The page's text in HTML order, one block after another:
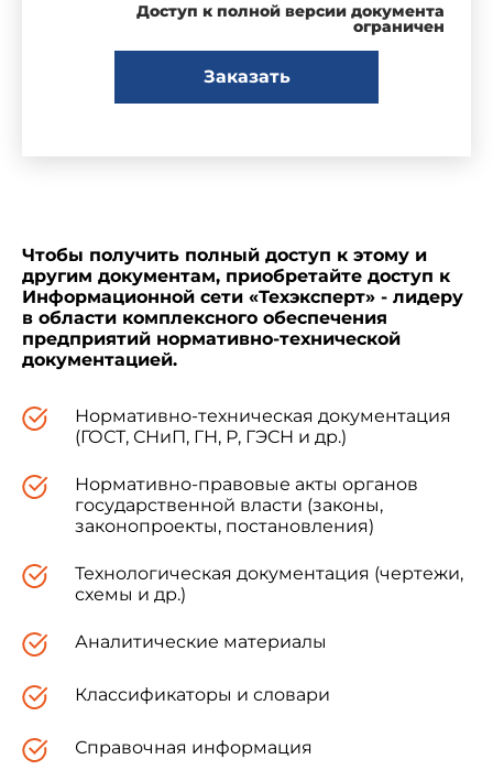
Доступ к полной версии документа
ограничен
Заказать
Чтобы получить полный доступ к этому и
другим документам, приобретайте доступ к
Информационной сети «Техэксперт» - лидеру
в области комплексного обеспечения
предприятий нормативно-технической
документацией.
Нормативно-техническая документация
(ГОСТ, СНиП, ГН, Р, ГЭСН и др.)
Нормативно-правовые акты органов
государственной власти (законы,
законопроекты, постановления)
Технологическая документация (чертежи,
схемы и др.)
Аналитические материалы
Классификаторы и словари
Справочная информация